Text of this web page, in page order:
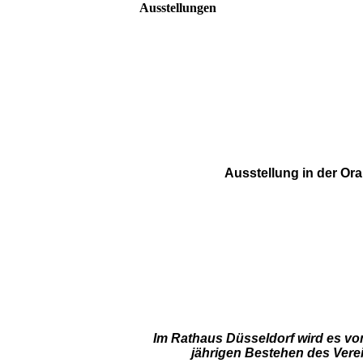
Ausstellungen
Ausstellung in der
Im Rathaus Düsseldorf wird es
jährigen Bestehen des